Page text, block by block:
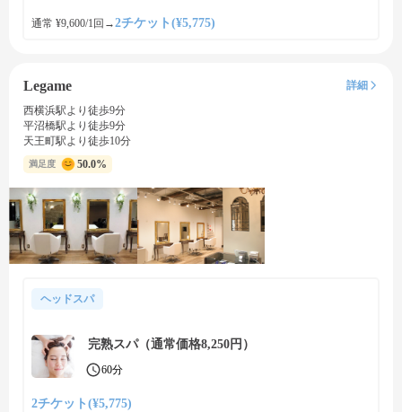
通常 ¥9,600/1回 →2チケット(¥5,775)
Legame
詳細
西横浜駅より徒歩9分
平沼橋駅より徒歩9分
天王町駅より徒歩10分
満足度 50.0%
ヘッドスパ
完熟スパ（通常価格8,250円）
60分
2チケット(¥5,775)